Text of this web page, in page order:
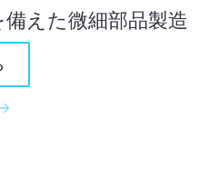
えた微細部品製造